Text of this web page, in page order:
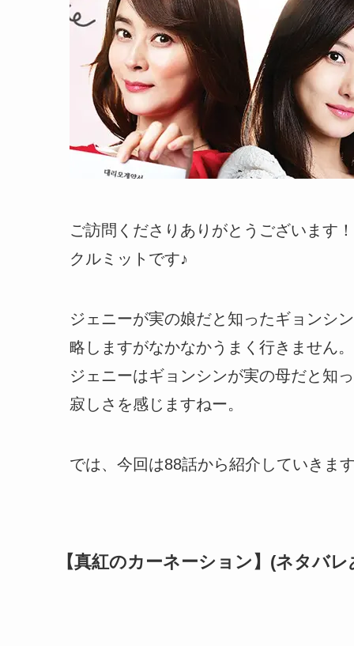
ご訪問くださりありがとうございます！
クルミットです♪
ジェニーが実の娘だと知ったギョンシ
略しますがなかなかうまく行きません。
ジェニーはギョンシンが実の母だと知
寂しさを感じますねー。
では、今回は88話から紹介していきま
【真紅のカーネーション】(ネタバ